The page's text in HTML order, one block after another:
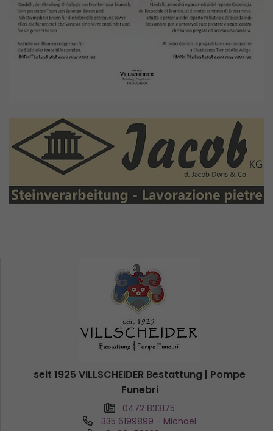
seit 1925 VILLSCHEIDER Bestattung | Pompe
Funebri
0472 833175
335 6199899 - Michael